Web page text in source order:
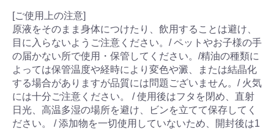
[ご使用上の注意]
原液をそのまま身体につけたり、飲用することは避け、
目に入らないようご注意ください。/ ペットやお子様の手
の届かない所で使用・保管してください。/精油の種類に
よっては保管温度や経時により変色や澱、または結晶化
する場合がありますが品質には問題ございません。/ 火気
には十分ご注意ください。 / 使用後はフタを閉め、直射
日光、高温多湿の場所を避け、ビンを立てて保存してく
ださい。 / 添加物を一切使用していないため、開封後は1